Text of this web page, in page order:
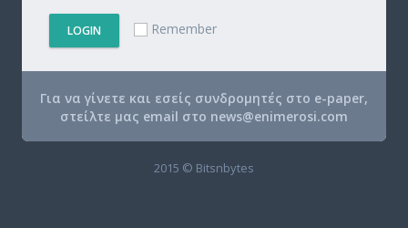
LOGIN Remember
Για να γίνετε και εσείς συνδρομητές στο e-paper,
στείλτε μας email στο news@enimerosi.com
2015 © Bitsnbytes